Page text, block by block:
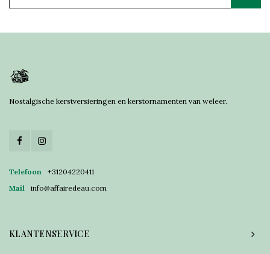
Nostalgische kerstversieringen en kerstornamenten van weleer.
Telefoon
+31204220411
Mail
info@affairedeau.com
KLANTENSERVICE